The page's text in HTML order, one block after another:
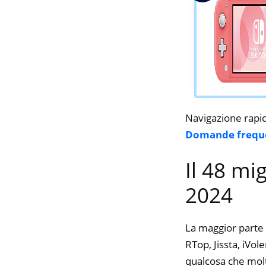
Navigazione
Domande
Il 48
2024
La maggior
RTop, Jissta,
qualcosa che